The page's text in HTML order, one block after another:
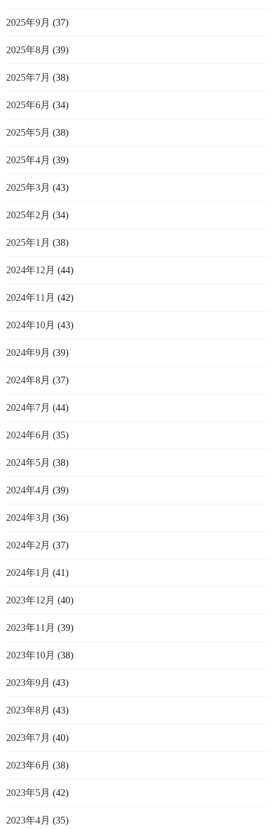
2025年9月 (37)
2025年8月 (39)
2025年7月 (38)
2025年6月 (34)
2025年5月 (38)
2025年4月 (39)
2025年3月 (43)
2025年2月 (34)
2025年1月 (38)
2024年12月 (44)
2024年11月 (42)
2024年10月 (43)
2024年9月 (39)
2024年8月 (37)
2024年7月 (44)
2024年6月 (35)
2024年5月 (38)
2024年4月 (39)
2024年3月 (36)
2024年2月 (37)
2024年1月 (41)
2023年12月 (40)
2023年11月 (39)
2023年10月 (38)
2023年9月 (43)
2023年8月 (43)
2023年7月 (40)
2023年6月 (38)
2023年5月 (42)
2023年4月 (35)